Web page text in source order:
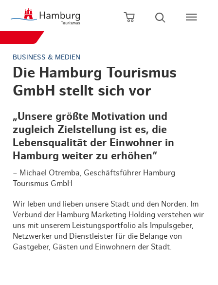
Zum Hauptinhalt springen
Zur Hauptnavigation springen
Zur Volltextsuche springen
Zum Footer springenWarenkorb öffnen
Suche
BUSINESS & MEDIEN
Die Hamburg Tourismus
GmbH stellt sich vor
„Unsere größte Motivation und
zugleich Zielstellung ist es, die
Lebensqualität der Einwohner in
Hamburg weiter zu erhöhen“
– Michael Otremba, Geschäftsführer Hamburg
Tourismus GmbH
Wir leben und lieben unsere Stadt und den Norden. Im
Verbund der Hamburg Marketing Holding verstehen wir
uns mit unserem Leistungsportfolio als Impulsgeber,
Netzwerker und Dienstleister für die Belange von
Gastgeber, Gästen und Einwohnern der Stadt.